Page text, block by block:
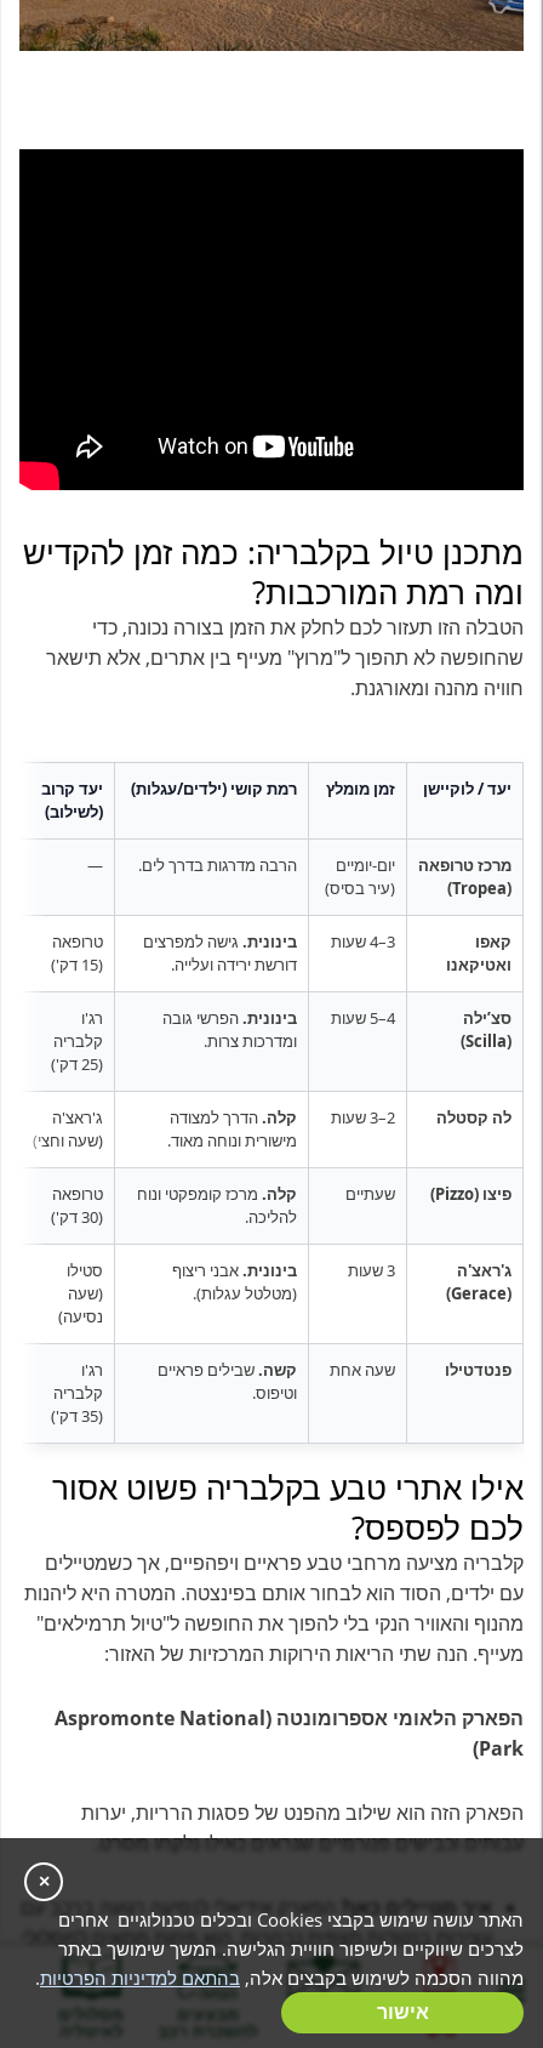
מתכנן טיול בקלבריה: כמה זמן להקדיש
ומה רמת המורכבות?
הטבלה הזו תעזור לכם לחלק את הזמן בצורה נכונה, כדי
שהחופשה לא תהפוך ל"מרוץ" מעייף בין אתרים, אלא תישאר
חוויה מהנה ומאורגנת.
יעד / לוקיישן זמן מומלץ רמת קושי (ילדים/עגלות)
יעד קרוב
(לשילוב)
מרכז טרופאה
(Tropea)
יום-יומיים
(עיר בסיס)
הרבה מדרגות בדרך לים.
—
קאפו
ואטיקאנו
3–4 שעות בינונית. גישה למפרצים
דורשת ירידה ועלייה.
טרופאה
(15 דק')
סצ’ילה
(Scilla)
4–5 שעות בינונית.הפרשי גובה
ומדרכות צרות.
רג'ו
קלבריה
(25 דק')
לה קסטלה 2–3 שעות קלה.הדרך למצודה
מישורית ונוחה מאוד.
ג'ראצ'ה
(שעה וחצי)
פיצו (Pizzo) שעתיים קלה. מרכז קומפקטי ונוח
להליכה.
טרופאה
(30 דק')
ג'ראצ'ה
(Gerace)
3 שעות בינונית.אבני ריצוף
(מטלטל עגלות).
סטילו
(שעה
נסיעה)
פנטדטילו שעה אחת קשה.שבילים פראיים
וטיפוס.
רג'ו
קלבריה
(35 דק')
אילו אתרי טבע בקלבריה פשוט אסור
לכם לפספס?
קלבריה מציעה מרחבי טבע פראיים ויפהפיים, אך כשמטיילים
עם ילדים, הסוד הוא לבחור אותם בפינצטה. המטרה היא ליהנות
מהנוף והאוויר הנקי בלי להפוך את החופשה ל"טיול תרמילאים"
מעייף. הנה שתי הריאות הירוקות המרכזיות של האזור:
הפארק הלאומי אספרומונטה (Aspromonte National
Park)
הפארק הזה הוא שילוב מהפנט של פסגות הרריות, יערות
עבותים וכבישים פנורמיים שנראים כאילו נלקחו מסרט.
איך מטיילים כאן?
הפארק אידיאלי לנסיעה רגועה ברכב עם
עצירות בנקודות תצפית נבחרות. הוא פחות מתאים למסלולי
הליכה ארוכים ומתישים עם ילדים, ויותר לחוויה של נוף
עוצמתי מחלון הרכב ובנקודות עצירה קצרות.
בניית מסלול
אישי
מבצעים מסלולים
לאיטליה
×
האתר עושה שימוש בקבצי Cookies ובכלים טכנולוגיים אחרים
לצרכים שיווקיים ולשיפור חוויית הגלישה. המשך שימושך באתר
מהווה הסכמה לשימוש בקבצים אלה, בהתאם למדיניות הפרטיות.
אישור